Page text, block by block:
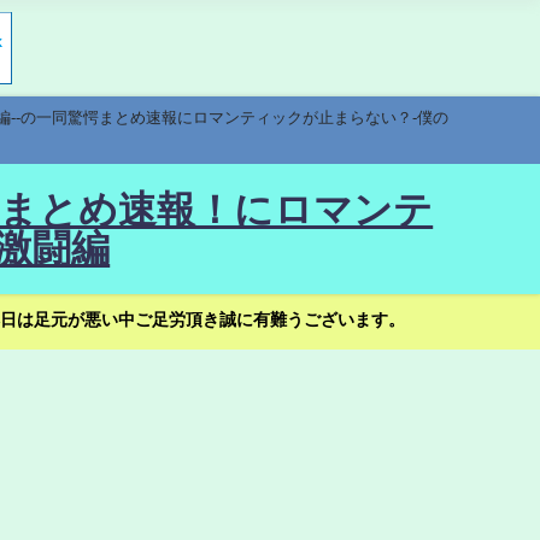
の一同驚愕まとめ速報にロマンティックが止まらない？-僕の
とめ速報！にロマンテ
闘編
足元が悪い中ご足労頂き誠に有難うございます。